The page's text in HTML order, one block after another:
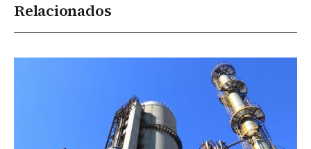
Relacionados